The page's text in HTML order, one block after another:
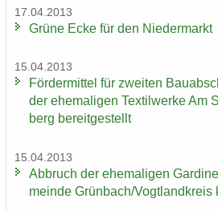
17.04.2013
Grüne Ecke für den Nie­der­markt
15.04.2013
För­der­mit­tel für zwei­ten
der ehe­ma­li­gen Tex­til­wer­ke Am
berg be­reit­ge­stellt
15.04.2013
Ab­bruch der ehe­ma­li­gen
mein­de Grün­bach/Vogt­land­kreis